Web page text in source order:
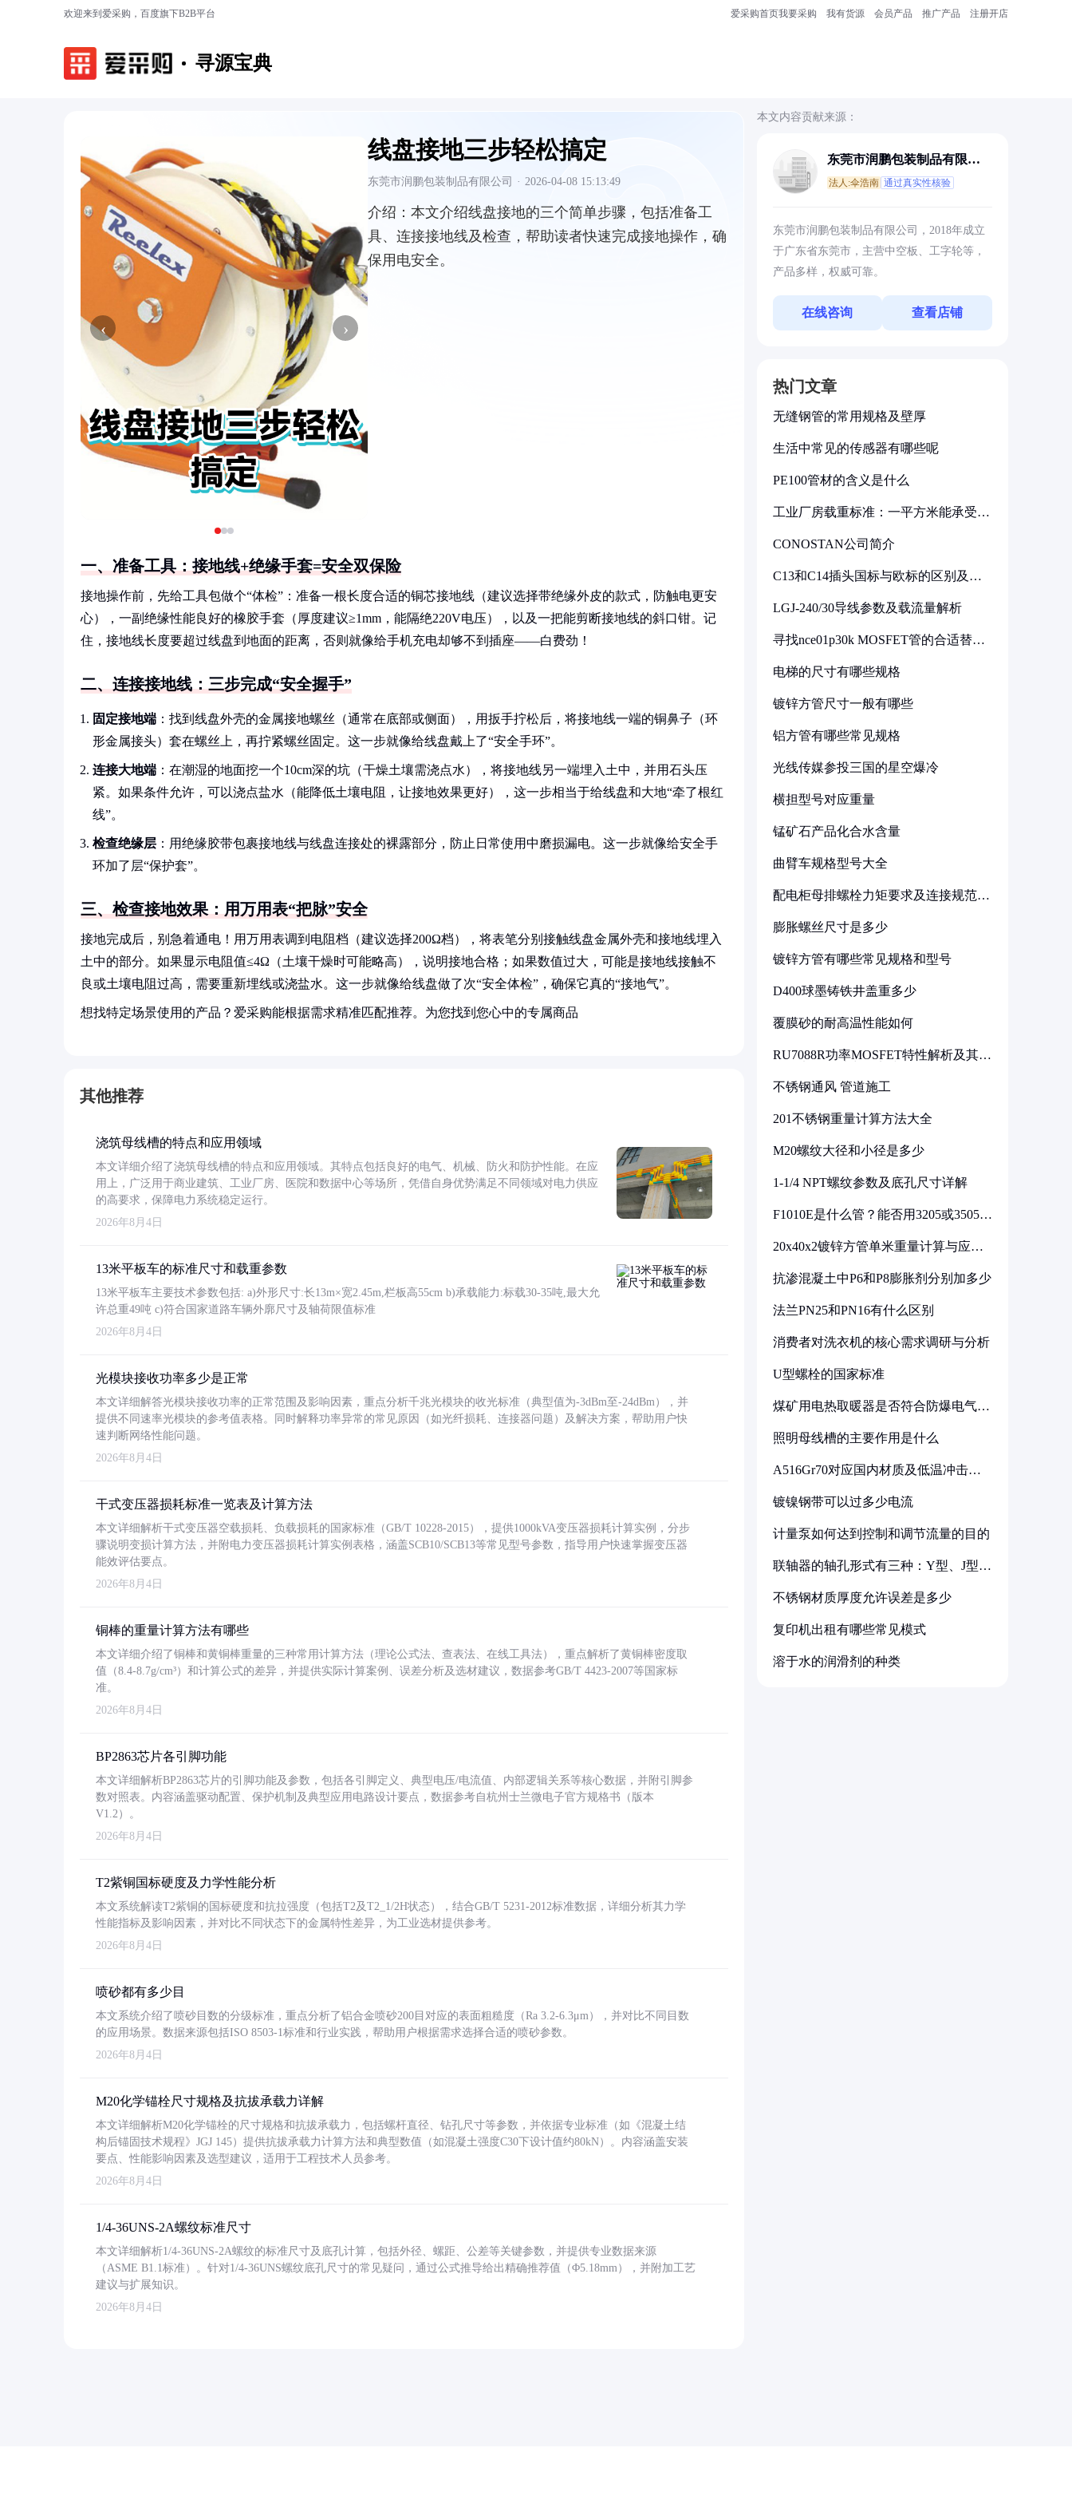
欢迎来到爱采购，百度旗下B2B平台 爱采购首页我要采购 我有货源 会员产品 推广产品 注册开店
寻源宝典
‹ ›
线盘接地三步轻松搞定
东莞市润鹏包装制品有限公司 · 2026-04-08 15:13:49
介绍： 本文介绍线盘接地的三个简单步骤，包括准备工
具、连接接地线及检查，帮助读者快速完成接地操作，确
保用电安全。
一、准备工具：接地线+绝缘手套=安全双保险
接地操作前，先给工具包做个“体检”：准备一根长度合适的铜芯接地线（建议选择带绝缘外皮的款式，防触电更安
心），一副绝缘性能良好的橡胶手套（厚度建议≥1mm，能隔绝220V电压），以及一把能剪断接地线的斜口钳。记
住，接地线长度要超过线盘到地面的距离，否则就像给手机充电却够不到插座——白费劲！
二、连接接地线：三步完成“安全握手”
固定接地端 ：找到线盘外壳的金属接地螺丝（通常在底部或侧面），用扳手拧松后，将接地线一端的铜鼻子（环
形金属接头）套在螺丝上，再拧紧螺丝固定。这一步就像给线盘戴上了“安全手环”。
连接大地端 ：在潮湿的地面挖一个10cm深的坑（干燥土壤需浇点水），将接地线另一端埋入土中，并用石头压
紧。如果条件允许，可以浇点盐水（能降低土壤电阻，让接地效果更好），这一步相当于给线盘和大地“牵了根红
线”。
检查绝缘层 ：用绝缘胶带包裹接地线与线盘连接处的裸露部分，防止日常使用中磨损漏电。这一步就像给安全手
环加了层“保护套”。
三、检查接地效果：用万用表“把脉”安全
接地完成后，别急着通电！用万用表调到电阻档（建议选择200Ω档），将表笔分别接触线盘金属外壳和接地线埋入
土中的部分。如果显示电阻值≤4Ω（土壤干燥时可能略高），说明接地合格；如果数值过大，可能是接地线接触不
良或土壤电阻过高，需要重新埋线或浇盐水。这一步就像给线盘做了次“安全体检”，确保它真的“接地气”。
想找特定场景使用的产品？爱采购能根据需求精准匹配推荐。为您找到您心中的专属商品
其他推荐
浇筑母线槽的特点和应用领域
本文详细介绍了浇筑母线槽的特点和应用领域。其特点包括良好的电气、机械、防火和防护性能。在应
用上，广泛用于商业建筑、工业厂房、医院和数据中心等场所，凭借自身优势满足不同领域对电力供应
的高要求，保障电力系统稳定运行。
2026年8月4日
13米平板车的标准尺寸和载重参数
13米平板车主要技术参数包括: a)外形尺寸:长13m×宽2.45m,栏板高55cm b)承载能力:标载30-35吨,最大允
许总重49吨 c)符合国家道路车辆外廓尺寸及轴荷限值标准
2026年8月4日
光模块接收功率多少是正常
本文详细解答光模块接收功率的正常范围及影响因素，重点分析千兆光模块的收光标准（典型值为-3dBm至-24dBm），并
提供不同速率光模块的参考值表格。同时解释功率异常的常见原因（如光纤损耗、连接器问题）及解决方案，帮助用户快
速判断网络性能问题。
2026年8月4日
干式变压器损耗标准一览表及计算方法
本文详细解析干式变压器空载损耗、负载损耗的国家标准（GB/T 10228-2015），提供1000kVA变压器损耗计算实例，分步
骤说明变损计算方法，并附电力变压器损耗计算实例表格，涵盖SCB10/SCB13等常见型号参数，指导用户快速掌握变压器
能效评估要点。
2026年8月4日
铜棒的重量计算方法有哪些
本文详细介绍了铜棒和黄铜棒重量的三种常用计算方法（理论公式法、查表法、在线工具法），重点解析了黄铜棒密度取
值（8.4-8.7g/cm³）和计算公式的差异，并提供实际计算案例、误差分析及选材建议，数据参考GB/T 4423-2007等国家标
准。
2026年8月4日
BP2863芯片各引脚功能
本文详细解析BP2863芯片的引脚功能及参数，包括各引脚定义、典型电压/电流值、内部逻辑关系等核心数据，并附引脚参
数对照表。内容涵盖驱动配置、保护机制及典型应用电路设计要点，数据参考自杭州士兰微电子官方规格书（版本
V1.2）。
2026年8月4日
T2紫铜国标硬度及力学性能分析
本文系统解读T2紫铜的国标硬度和抗拉强度（包括T2及T2_1/2H状态），结合GB/T 5231-2012标准数据，详细分析其力学
性能指标及影响因素，并对比不同状态下的金属特性差异，为工业选材提供参考。
2026年8月4日
喷砂都有多少目
本文系统介绍了喷砂目数的分级标准，重点分析了铝合金喷砂200目对应的表面粗糙度（Ra 3.2-6.3μm），并对比不同目数
的应用场景。数据来源包括ISO 8503-1标准和行业实践，帮助用户根据需求选择合适的喷砂参数。
2026年8月4日
M20化学锚栓尺寸规格及抗拔承载力详解
本文详细解析M20化学锚栓的尺寸规格和抗拔承载力，包括螺杆直径、钻孔尺寸等参数，并依据专业标准（如《混凝土结
构后锚固技术规程》JGJ 145）提供抗拔承载力计算方法和典型数值（如混凝土强度C30下设计值约80kN）。内容涵盖安装
要点、性能影响因素及选型建议，适用于工程技术人员参考。
2026年8月4日
1/4-36UNS-2A螺纹标准尺寸
本文详细解析1/4-36UNS-2A螺纹的标准尺寸及底孔计算，包括外径、螺距、公差等关键参数，并提供专业数据来源
（ASME B1.1标准）。针对1/4-36UNS螺纹底孔尺寸的常见疑问，通过公式推导给出精确推荐值（Φ5.18mm），并附加工艺
建议与扩展知识。
2026年8月4日
本文内容贡献来源：
东莞市润鹏包装制品有限公
法人:伞浩南 通过真实性核验
东莞市润鹏包装制品有限公司，2018年成立
于广东省东莞市，主营中空板、工字轮等，
产品多样，权威可靠。
在线咨询 查看店铺
热门文章
无缝钢管的常用规格及壁厚
生活中常见的传感器有哪些呢
PE100管材的含义是什么
工业厂房载重标准：一平方米能承受多
CONOSTAN公司简介
C13和C14插头国标与欧标的区别及其
LGJ-240/30导线参数及载流量解析
寻找nce01p30k MOSFET管的合适替代
电梯的尺寸有哪些规格
镀锌方管尺寸一般有哪些
铝方管有哪些常见规格
光线传媒参投三国的星空爆冷
横担型号对应重量
锰矿石产品化合水含量
曲臂车规格型号大全
配电柜母排螺栓力矩要求及连接规范详
膨胀螺丝尺寸是多少
镀锌方管有哪些常见规格和型号
D400球墨铸铁井盖重多少
覆膜砂的耐高温性能如何
RU7088R功率MOSFET特性解析及其在
不锈钢通风 管道施工
201不锈钢重量计算方法大全
M20螺纹大径和小径是多少
1-1/4 NPT螺纹参数及底孔尺寸详解
F1010E是什么管？能否用3205或3505代
20x40x2镀锌方管单米重量计算与应用
抗渗混凝土中P6和P8膨胀剂分别加多少
法兰PN25和PN16有什么区别
消费者对洗衣机的核心需求调研与分析
U型螺栓的国家标准
煤矿用电热取暖器是否符合防爆电气设
照明母线槽的主要作用是什么
A516Gr70对应国内材质及低温冲击要
镀镍钢带可以过多少电流
计量泵如何达到控制和调节流量的目的
联轴器的轴孔形式有三种：Y型、J型、
不锈钢材质厚度允许误差是多少
复印机出租有哪些常见模式
溶于水的润滑剂的种类